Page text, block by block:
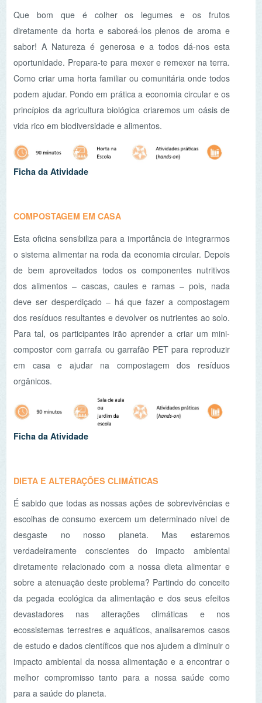
compostor com garrafa ou garrafão PET para reproduzir
em casa e ajudar na compostagem dos resíduos
orgânicos.
Ficha da Atividade
É sabido que todas as nossas ações de sobrevivências e
escolhas de consumo exercem um determinado nível de
diretamente relacionado com a nossa dieta alimentar e
sobre a atenuação deste problema? Partindo do conceito
da pegada ecológica da alimentação e dos seus efeitos
ecossistemas terrestres e aquáticos, analisaremos casos
de estudo e dados científicos que nos ajudem a diminuir o
impacto ambiental da nossa alimentação e a encontrar o
melhor compromisso tanto para a nossa saúde como
para a saúde do planeta.
Ficha da Atividade
NEWSLETTER
AGENDA
« agosto 2026 > »
D 2ª 3ª 4ª 5ª 6ª Sb
26 27 28 29 30 31
1
2
3 4 5 6 7 8
9 11 12 14 15
16 17 18 19 20 21
22
23
24 25 26 27 28 29
30 31 1 2 3 4
O PORQUÊ DAS NOTÍCIAS